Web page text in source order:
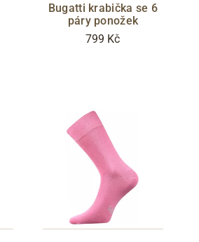
Bugatti krabička se 6
páry ponožek
799 Kč